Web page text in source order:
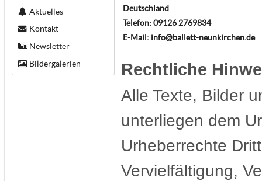
Aktuelles
Kontakt
Newsletter
Bildergalerien
Deutschland
Telefon: 09126 2769834
E-Mail: info@ballett-neunkirchen.de
Rechtliche
Alle Texte, Bilder
unterliegen dem
Urheberrechte
Vervielfältigung,